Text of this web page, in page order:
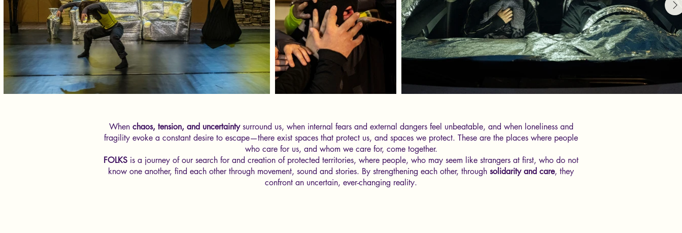
When chaos, tension, and uncertaintysurround us, when internal fears and external dangers feel unbeatable, and when loneliness and
fragility evoke a constant desire to escape—there exist spaces that protect us, and spaces we protect. These are the places where people
who care for us, and whom we care for, come together.
FOLKS is a journey of our search for and creation of protected territories, where people, who may seem like strangers at first, who do not
know one another, find each other through movement, sound and stories. By strengthening each other, through solidarity and care, they
confront an uncertain, ever-changing reality.